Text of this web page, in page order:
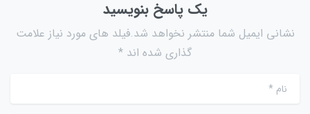
یک پاسخ بنویسید
نشانی ایمیل شما منتشر نخواهد شد.فیلد های مورد نیاز علامت
گذاری شده اند *
نام*